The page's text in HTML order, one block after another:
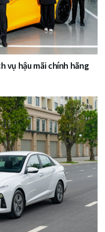
vụ hậu mãi chính hãng